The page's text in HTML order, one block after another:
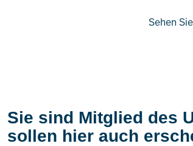
Sehen
Sie sind Mitglied des
sollen hier auch